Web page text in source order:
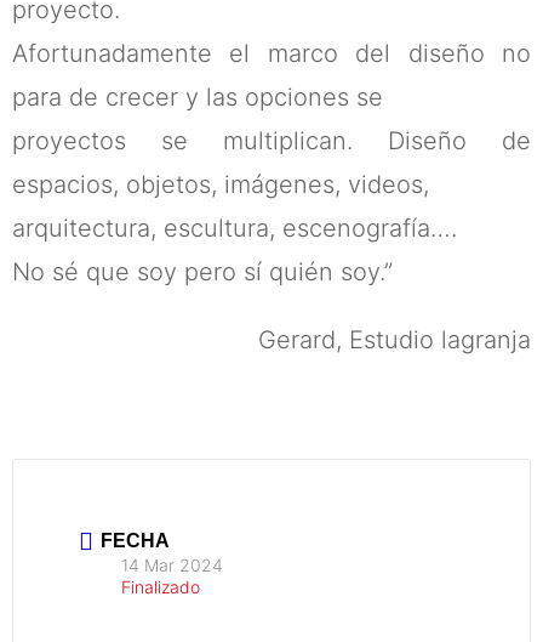
proyecto.
Afortunadamente el marco del diseño no
para de crecer y las opciones se
proyectos se multiplican. Diseño de
espacios, objetos, imágenes, videos,
arquitectura, escultura, escenografía….
No sé que soy pero sí quién soy.”
Gerard, Estudio lagranja
FECHA
14 Mar 2024
Finalizado